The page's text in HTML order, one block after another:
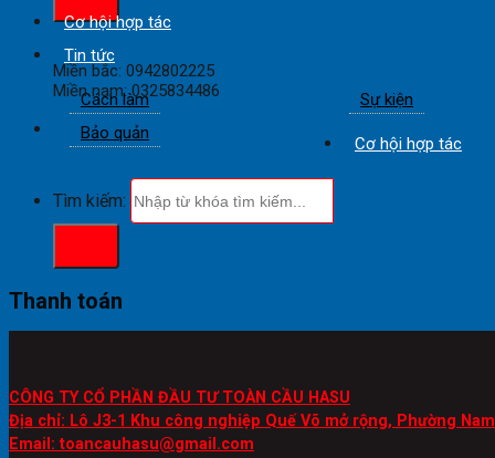
Miền bắc: 0942802225
Miền nam: 0325834486
Cơ hội hợp tác
Tin tức
Cách làm Sự kiện
Bảo quản
Cơ hội hợp tác
Tìm kiếm:
Thanh toán
CÔNG TY CỔ PHẦN ĐẦU TƯ TOÀN CẦU HASU
Địa chỉ: Lô J3-1 Khu công nghiệp Quế Võ mở rộng, Phường
Email: toancauhasu@gmail.com